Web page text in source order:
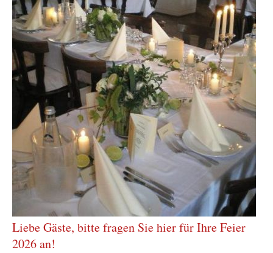
Liebe Gäste, bitte fragen Sie hier für Ihre Feier
2026 an!